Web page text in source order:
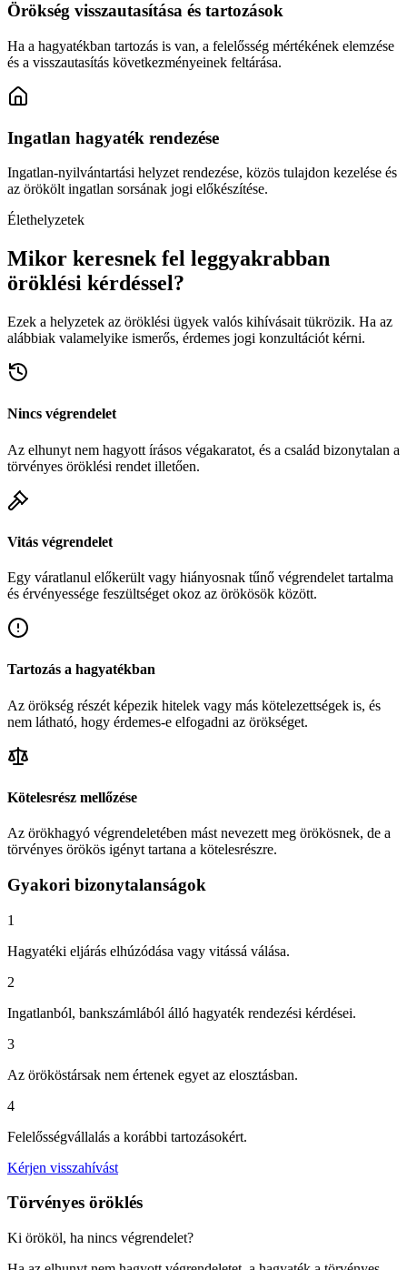
Örökség visszautasítása és tartozások
Ha a hagyatékban tartozás is van, a felelősség mértékének elemzése
és a visszautasítás következményeinek feltárása.
Ingatlan hagyaték rendezése
Ingatlan-nyilvántartási helyzet rendezése, közös tulajdon kezelése és
az örökölt ingatlan sorsának jogi előkészítése.
Élethelyzetek
Mikor keresnek fel leggyakrabban
öröklési kérdéssel?
Ezek a helyzetek az öröklési ügyek valós kihívásait tükrözik. Ha az
alábbiak valamelyike ismerős, érdemes jogi konzultációt kérni.
Nincs végrendelet
Az elhunyt nem hagyott írásos végakaratot, és a család bizonytalan a
törvényes öröklési rendet illetően.
Vitás végrendelet
Egy váratlanul előkerült vagy hiányosnak tűnő végrendelet tartalma
és érvényessége feszültséget okoz az örökösök között.
Tartozás a hagyatékban
Az örökség részét képezik hitelek vagy más kötelezettségek is, és
nem látható, hogy érdemes-e elfogadni az örökséget.
Kötelesrész mellőzése
Az örökhagyó végrendeletében mást nevezett meg örökösnek, de a
törvényes örökös igényt tartana a kötelesrészre.
Gyakori bizonytalanságok
1
Hagyatéki eljárás elhúzódása vagy vitássá válása.
2
Ingatlanból, bankszámlából álló hagyaték rendezési kérdései.
3
Az örököstársak nem értenek egyet az elosztásban.
4
Felelősségvállalás a korábbi tartozásokért.
Kérjen visszahívást
Törvényes öröklés
Ki örököl, ha nincs végrendelet?